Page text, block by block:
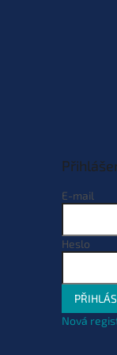
E-mail
Heslo
Nová